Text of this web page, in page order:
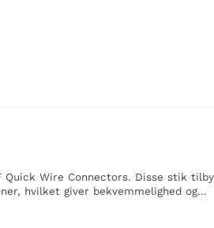
Quick Wire Connectors. Disse stik
hvilket giver bekvemmelighed og...